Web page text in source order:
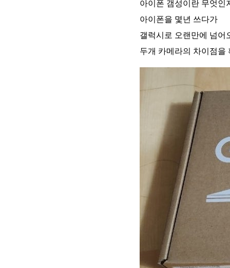
아이폰 갬성이란 무엇인
아이폰을 몇년 쓰다가
갤럭시로 오랜만에 넘어
두개 카메라의 차이점을